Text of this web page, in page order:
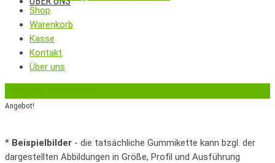
Shop
Warenkorb
Kasse
Kontakt
Über uns
Angebot!
* Beispielbilder - die tatsächliche Gummikette kann bzgl. der
dargestellten Abbildungen in Größe, Profil und Ausführung